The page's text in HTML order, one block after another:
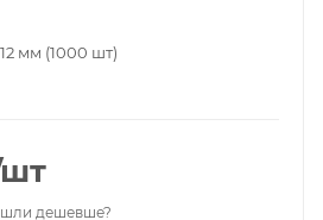
мм (1000 шт)
дешевше?